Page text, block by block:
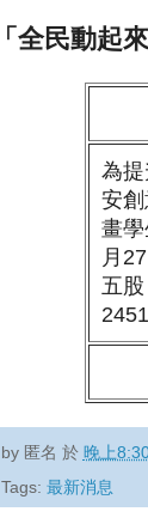
「全民動起
為
安
畫
月
五
by 匿名 於 晚上
Tags: 最新消息